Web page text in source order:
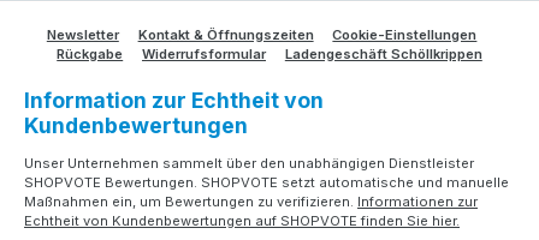
Newsletter Kontakt & Öffnungszeiten
Cookie-Einstellungen
Rückgabe
Widerrufsformular Ladengeschäft Schöllkrippen
Information zur Echtheit von
Kundenbewertungen
Unser Unternehmen sammelt über den unabhängigen Dienstleister
SHOPVOTE Bewertungen. SHOPVOTE setzt automatische und manuelle
Maßnahmen ein, um Bewertungen zu verifizieren. Informationen zur
Echtheit von Kundenbewertungen auf SHOPVOTE finden Sie hier.